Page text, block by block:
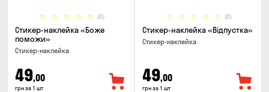
(0)
Стикер-наклейка «Боже
поможи»
Стикер-наклейка
49,00
грн за 1 шт
(0)
Стикер-наклейка «Відпустка»
Стикер-наклейка
49,00
грн за 1 шт